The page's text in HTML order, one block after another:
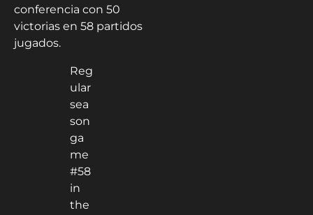
conferencia con 50
victorias en 58 partidos
jugados.
Reg
ular
sea
son
ga
me
#58
in
the